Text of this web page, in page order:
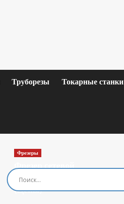
Труборезы Токарные станки
Фрезеры
Фрезер сетевой
MAKITA M3601
(Цены)